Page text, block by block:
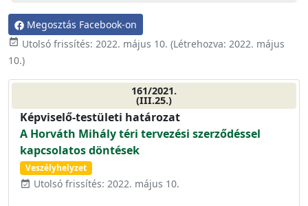
Megosztás Facebook-on
event_available Utolsó frissítés: 2022. május 10. (Létrehozva: 2022. május
10.)
161/2021.
(III.25.)
Képviselő-testületi határozat
A Horváth Mihály téri tervezési szerződéssel
kapcsolatos döntések
Veszélyhelyzet
event_available Utolsó frissítés: 2022. május 10.